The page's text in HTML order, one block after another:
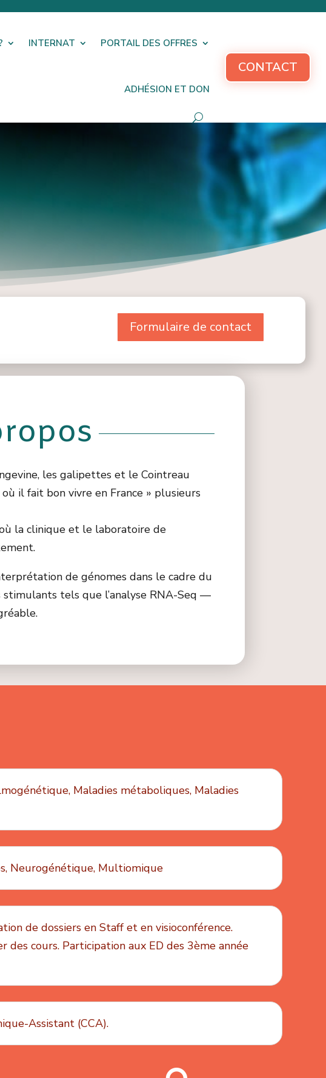
INTERNAT PORTAIL DES OFFRES
ADHÉSION ET DON
CONTACT
Formulaire de contact
les galipettes et le Cointreau
il fait bon vivre en France » plusieurs
la clinique et le laboratoire de
de génomes dans le cadre du
stimulants tels que l’analyse RNA-Seq —
Maladies métaboliques, Maladies
Neurogénétique, Multiomique
de dossiers en Staff et en visioconférence.
cours. Participation aux ED des 3ème année
Assistant (CCA).